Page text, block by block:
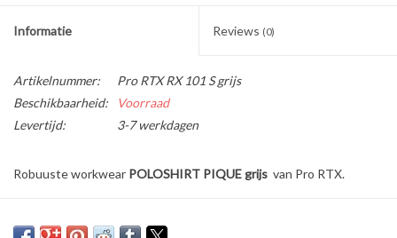
Informatie Reviews (0)
Artikelnummer:
Pro RTX RX 101 S grijs
Beschikbaarheid:
Voorraad
Levertijd:
3-7 werkdagen
Robuuste workwear POLOSHIRT PIQUE grijs van Pro RTX.
Verkrijgbaar in8 kleuren in de maten